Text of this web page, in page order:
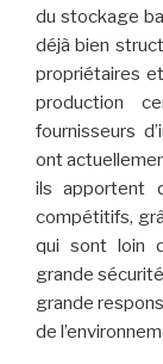
du stockage
déjà bien
propriétaires
production
fournisseurs
ont
ils apportent
compétitifs,
qui sont loin
grande
grande
de